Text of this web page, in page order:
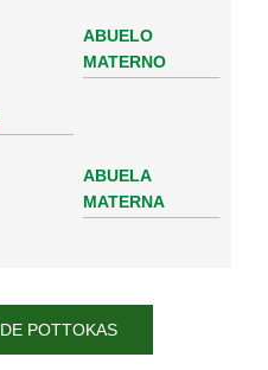
ABUELO
MATERNO
ABUELA
MATERNA
POTTOKAS